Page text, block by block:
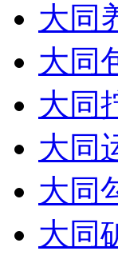
大同
大同
大同
大同
大同
大同